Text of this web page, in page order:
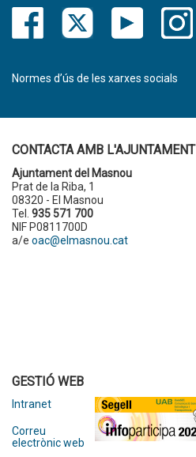
Normes d’ús de les xarxes socials
CONTACTA AMB L'AJUNTAMENT
Ajuntament del Masnou
Prat de la Riba, 1
08320 - El Masnou
Tel. 935 571 700
NIF P0811700D
a/e oac@elmasnou.cat
GESTIÓ WEB
Intranet
Correu
electrònic web